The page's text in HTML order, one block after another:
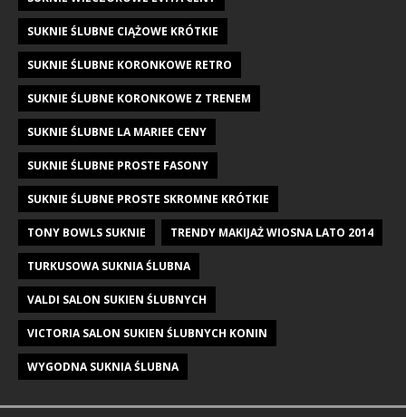
SUKNIE ŚLUBNE CIĄŻOWE KRÓTKIE
SUKNIE ŚLUBNE KORONKOWE RETRO
SUKNIE ŚLUBNE KORONKOWE Z TRENEM
SUKNIE ŚLUBNE LA MARIEE CENY
SUKNIE ŚLUBNE PROSTE FASONY
SUKNIE ŚLUBNE PROSTE SKROMNE KRÓTKIE
TONY BOWLS SUKNIE TRENDY MAKIJAŻ WIOSNA LATO 2014
TURKUSOWA SUKNIA ŚLUBNA
VALDI SALON SUKIEN ŚLUBNYCH
VICTORIA SALON SUKIEN ŚLUBNYCH KONIN
WYGODNA SUKNIA ŚLUBNA